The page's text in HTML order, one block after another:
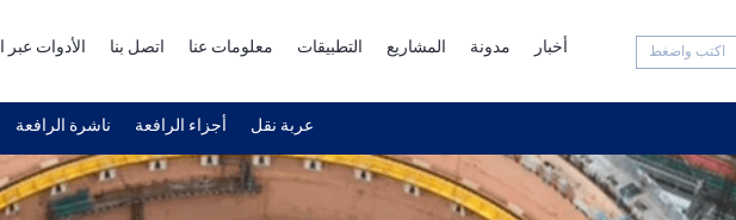
الأدوات عبر اتصل بنا معلومات عنا التطبيقات المشاريع مدونة أخبار
ناشرة الرافعة أجزاء الرافعة عربة نقل